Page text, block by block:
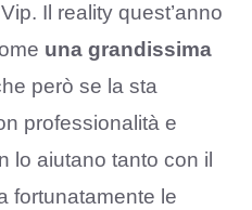
Il reality quest’anno
una grandissima
però se la sta
professionalità e
lo aiutano tanto con il
fortunatamente le